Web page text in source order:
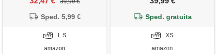
39,99 €
Sped. 5,99 €
L S
amazon
donna, rosa morbido, xs
Sped. gratuita
XS
amazon